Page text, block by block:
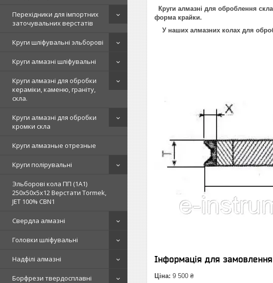
Перехідники для імпортних
заточувальних верстатів
Круги шліфувальні эльборові
Круги алмазні шліфувальні
Круги алмазні для обробки
кераміки, каменю, граніту,
скла.
Круги алмазні для обробки
кромки скла
Круги алмазные отрезные
Круги полірувальні
Эльборові кола ПП (1А1)
250х50х5х12 Верстати Tormek,
JET 100% СВN1
Свердла алмазні
Головки шліфувальні
Надфілі алмазні
Борфрези твердосплавні
Круги алмазні для оброблення
форма крайки.
У наших алмазних колах для
Інформація для замовлення
Ціна: 9 500 ₴